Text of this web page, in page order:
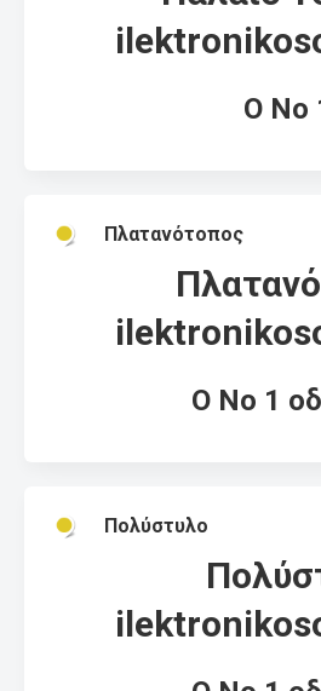
Ο Νο
Πλατανότοπος
Ο Νο 1
Πολύστυλο